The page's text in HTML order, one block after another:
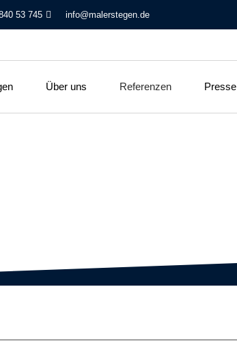
53 745 info@malerstegen.de
Über uns Referenzen Presse